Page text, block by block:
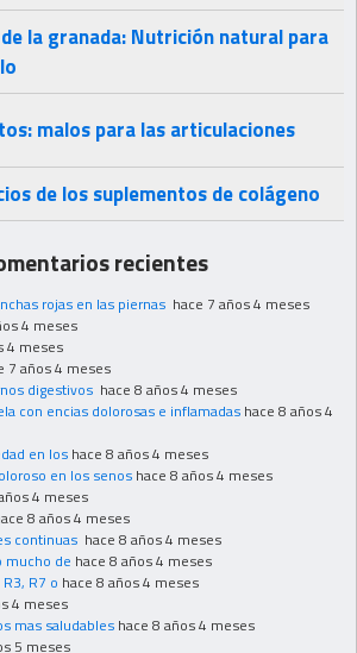
la granada: Nutrición natural para
malos para las articulaciones
de los suplementos de colágeno
recientes
rojas en las piernas hace 7 años 4 meses
4 meses
4 meses
7 años 4 meses
digestivos hace 8 años 4 meses
con encias dolorosas e inflamadas hace 8 años 4
en los hace 8 años 4 meses
en los senos hace 8 años 4 meses
4 meses
8 años 4 meses
continuas hace 8 años 4 meses
mucho de hace 8 años 4 meses
R7 o hace 8 años 4 meses
4 meses
mas saludables hace 8 años 4 meses
5 meses